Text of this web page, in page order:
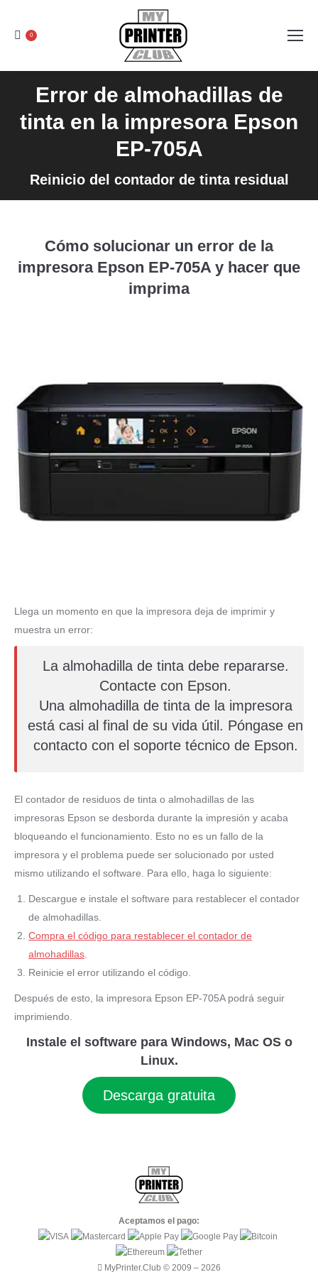
0
Error de almohadillas de
tinta en la impresora Epson
EP-705A
Reinicio del contador de tinta residual
Cómo solucionar un error de la
impresora Epson EP-705A y hacer que
imprima
Llega un momento en que la impresora deja de imprimir y
muestra un error:
La almohadilla de tinta debe repararse.
Contacte con Epson.
Una almohadilla de tinta de la impresora
está casi al final de su vida útil. Póngase en
contacto con el soporte técnico de Epson.
El contador de residuos de tinta o almohadillas de las
impresoras Epson se desborda durante la impresión y acaba
bloqueando el funcionamiento. Esto no es un fallo de la
impresora y el problema puede ser solucionado por usted
mismo utilizando el software. Para ello, haga lo siguiente:
Descargue e instale el software para restablecer el contador
de almohadillas.
Compra el código para restablecer el contador de
almohadillas
Reinicie el error utilizando el código.
Después de esto, la impresora Epson EP-705A podrá seguir
imprimiendo.
Instale el software para Windows, Mac OS o
Linux.
Descarga gratuita
Aceptamos el pago:
MyPrinter.Club © 2009 – 2026